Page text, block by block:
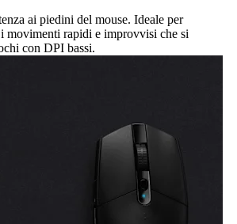
ai piedini del mouse. Ideale per
movimenti rapidi e improvvisi che si
con DPI bassi.